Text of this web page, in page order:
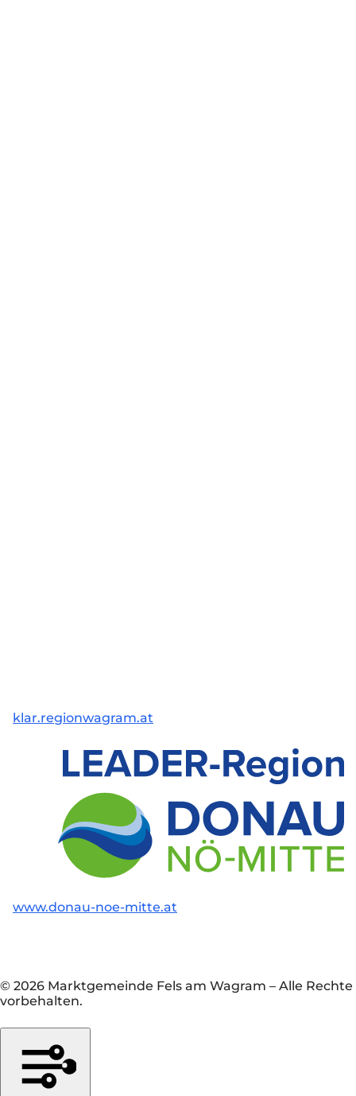
klar.regionwagram.at
www.donau-noe-mitte.at
© 2026 Marktgemeinde Fels am Wagram – Alle Rechte
vorbehalten.